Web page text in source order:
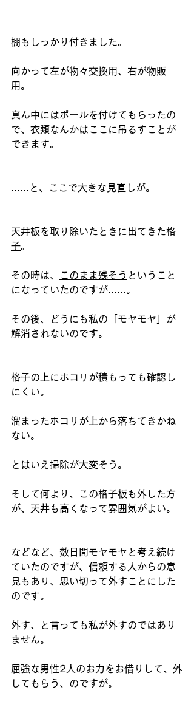
棚もしっかり付きました。
向かって左が物々交換用、右が物販
用。
真ん中にはポールを付けてもらったの
で、衣類なんかはここに吊るすことが
できます。
......と、ここで大きな見直しが。
天井板を取り除いたときに出てきた格
子。
その時は、 このまま残そう ということ
になっていたのですが......。
その後、どうにも私の「モヤモヤ」が
解消されないのです。
格子の上にホコリが積もっても確認し
にくい。
溜まったホコリが上から落ちてきかね
ない。
とはいえ掃除が大変そう。
そして何より、この格子板も外した方
が、天井も高くなって雰囲気がよい。
などなど、数日間モヤモヤと考え続け
ていたのですが、信頼する人からの意
見もあり、思い切って外すことにした
のです。
外す、と言っても私が外すのではあり
ません。
屈強な男性2人のお力をお借りして、外
してもらう、のですが。